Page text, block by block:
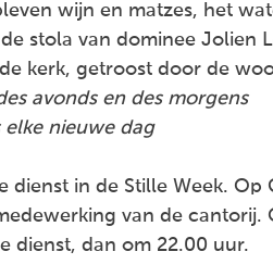
wijn en matzes, het
stola van dominee Jolien
kerk, getroost door de
avonds en des morgens
elke nieuwe dag
dienst in de Stille Week.
van de
dienst, dan om 22.00 uur.